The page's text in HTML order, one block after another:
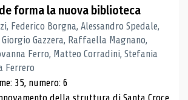
forma la nuova biblioteca
Federico Borgna, Alessandro Spedale,
Gazzera, Raffaella Magnano,
Ferro, Matteo Corradini, Stefania
Ferrero
35, numero: 6